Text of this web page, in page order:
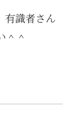
有識者さん
＾＾